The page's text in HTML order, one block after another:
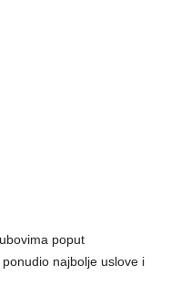
poput
ponudio najbolje uslove i